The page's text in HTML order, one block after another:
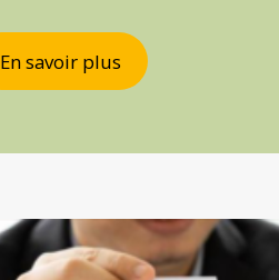
En savoir plus